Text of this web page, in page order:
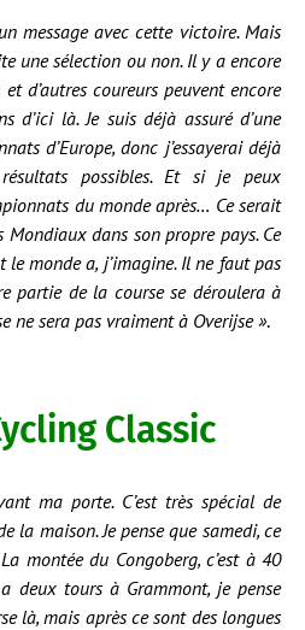
message avec cette victoire. Mais
une sélection ou non. Il y a encore
d’autres coureurs peuvent encore
d’ici là. Je suis déjà assuré d’une
d’Europe, donc j’essayerai déjà
possibles. Et si je peux
du monde après… Ce serait
dans son propre pays. Ce
monde a, j’imagine. Il ne faut pas
partie de la course se déroulera à
ne sera pas vraiment à Overijse ».
Classic
ma porte. C’est très spécial de
la maison. Je pense que samedi, ce
montée du Congoberg, c’est à 40
deux tours à Grammont, je pense
là, mais après ce sont des longues